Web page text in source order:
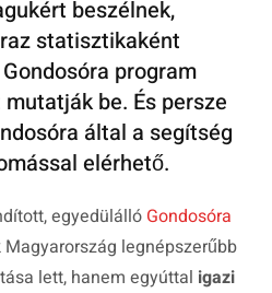
beszélnek,
statisztikaként
program
be. És persze
által a segítség
elérhető.
egyedülálló Gondosóra
legnépszerűbb
lett, hanem egyúttal igazi